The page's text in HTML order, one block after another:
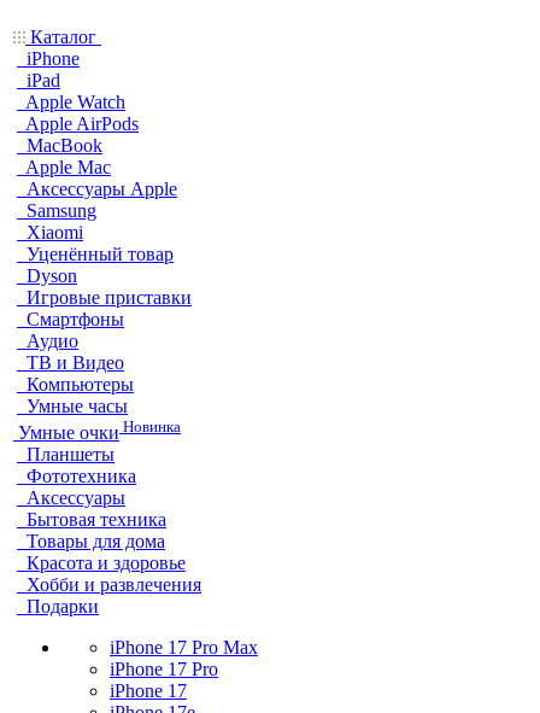
Каталог
iPhone
iPad
Apple Watch
Apple AirPods
MacBook
Apple Mac
Аксессуары Apple
Samsung
Xiaomi
Уценённый товар
Dyson
Игровые приставки
Смартфоны
Аудио
ТВ и Видео
Компьютеры
Умные часы
Умные очки Новинка
Планшеты
Фототехника
Аксессуары
Бытовая техника
Товары для дома
Красота и здоровье
Хобби и развлечения
Подарки
iPhone 17 Pro Max
iPhone 17 Pro
iPhone 17